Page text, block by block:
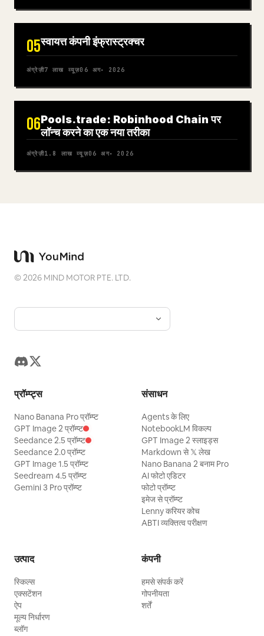
05स्वायत्त कंपनी इंफ्रास्ट्रक्चर
अंग्रेज़ी7 लाख व्यूज़06 अग॰ 2026
06Pools.trade: Robinhood Chain पर
लॉन्च करने का एक नया तरीका
अंग्रेज़ी1.8 लाख व्यूज़06 अग॰ 2026
©2026 MIND MOTOR PTE. LTD.
प्रॉम्प्ट्स
Nano Banana Pro प्रॉम्प्ट
GPT Image 2 प्रॉम्प्ट
Seedance 2.5 प्रॉम्प्ट
Seedance 2.0 प्रॉम्प्ट
GPT Image 1.5 प्रॉम्प्ट
Seedream 4.5 प्रॉम्प्ट
Gemini 3 Pro प्रॉम्प्ट
संसाधन
Agents के लिए
NotebookLM विकल्प
GPT Image 2 स्लाइड्स
Markdown से 𝕏 लेख
Nano Banana 2 बनाम Pro
AI फोटो एडिटर
फोटो प्रॉम्प्ट
इमेज से प्रॉम्प्ट
Lenny करियर कोच
ABTI व्यक्तित्व परीक्षण
उत्पाद
स्किल्स
एक्सटेंशन
ऐप
मूल्य निर्धारण
ब्लॉग
कंपनी
हमसे संपर्क करें
गोपनीयता
शर्तें